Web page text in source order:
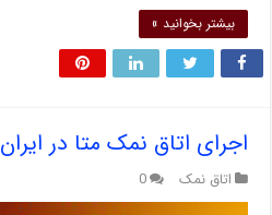
بیشتر بخوانید »
اجرای اتاق نمک متا در ایران
اتاق نمک 0